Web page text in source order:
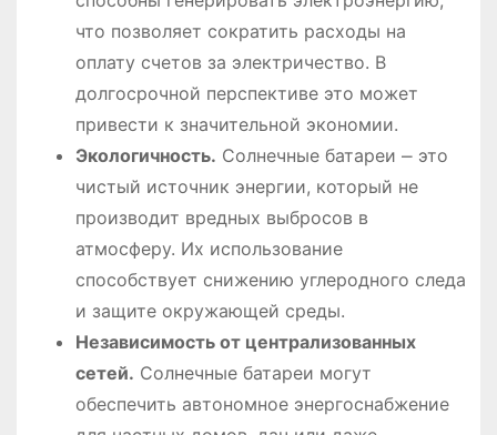
что позволяет сократить расходы на
оплату счетов за электричество. В
долгосрочной перспективе это может
привести к значительной экономии.
Экологичность. Солнечные батареи ⎼ это
чистый источник энергии, который не
производит вредных выбросов в
атмосферу. Их использование
способствует снижению углеродного следа
и защите окружающей среды.
Независимость от централизованных
сетей. Солнечные батареи могут
обеспечить автономное энергоснабжение